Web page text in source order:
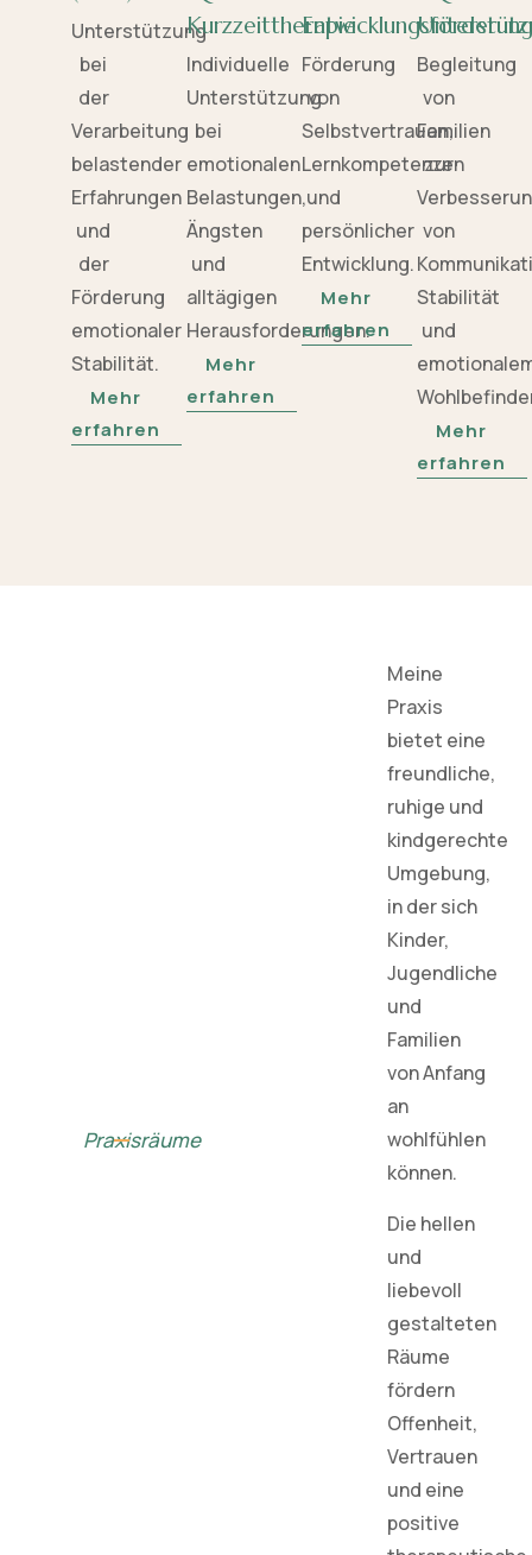
Unterstützung
bei
der
Verarbeitung
belastender
Erfahrungen
und
der
Förderung
emotionaler
Stabilität.
Mehr
erfahren
Kurzzeittherapie
Individuelle
Unterstützung
bei
emotionalen
Belastungen,
Ängsten
und
alltägigen
Herausforderungen.
Mehr
erfahren
Entwicklungsförderung
Förderung
von
Selbstvertrauen,
Lernkompetenzen
und
persönlicher
Entwicklung.
Mehr
erfahren
Begleitung
von
Familien
zur
von
Stabilität
und
Mehr
erfahren
Praxisräume
Meine
Praxis
bietet eine
freundliche,
ruhige und
kindgerechte
Umgebung,
in der sich
Kinder,
Jugendliche
und
Familien
von Anfang
an
wohlfühlen
können.
Die hellen
und
liebevoll
gestalteten
Räume
fördern
Offenheit,
Vertrauen
und eine
positive